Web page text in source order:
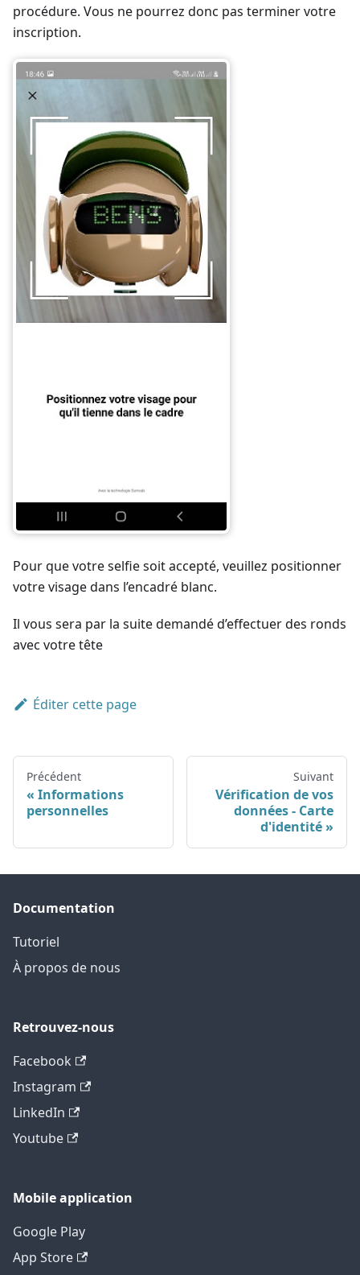
procédure. Vous ne pourrez donc pas terminer votre
inscription.
Pour que votre selfie soit accepté, veuillez positionner
votre visage dans l’encadré blanc.
Il vous sera par la suite demandé d’effectuer des ronds
avec votre tête
Éditer cette page
Précédent
Informations
personnelles
Suivant
Vérification de vos
données - Carte
d'identité
Documentation
Tutoriel
À propos de nous
Retrouvez-nous
Facebook
Instagram
LinkedIn
Youtube
Mobile application
Google Play
App Store